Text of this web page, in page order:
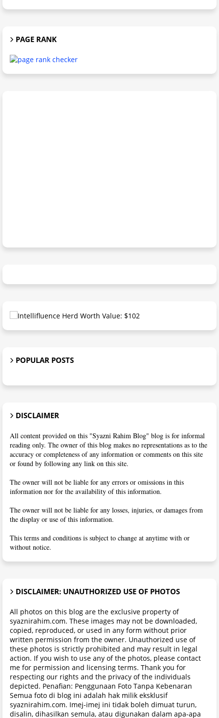
PAGE RANK
POPULAR POSTS
DISCLAIMER
All content provided on this "Syazni Rahim Blog" blog is for informal
reading only. The owner of this blog makes no representations as to the
accuracy or completeness of any information or comments on this site
or found by following any link on this site.
The owner will not be liable for any errors or omissions in this
information nor for the availability of this information.
The owner will not be liable for any losses, injuries, or damages from
the display or use of this information.
This terms and conditions is subject to change at anytime with or
without notice.
DISCLAIMER: UNAUTHORIZED USE OF PHOTOS
All photos on this blog are the exclusive property of
syaznirahim.com. These images may not be downloaded,
copied, reproduced, or used in any form without prior
written permission from the owner. Unauthorized use of
these photos is strictly prohibited and may result in legal
action. If you wish to use any of the photos, please contact
me for permission and licensing terms. Thank you for
respecting our rights and the privacy of the individuals
depicted. Penafian: Penggunaan Foto Tanpa Kebenaran
Semua foto di blog ini adalah hak milik eksklusif
syaznirahim.com. Imej-imej ini tidak boleh dimuat turun,
disalin, dihasilkan semula, atau digunakan dalam apa-apa